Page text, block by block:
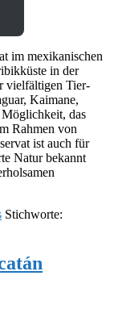
im mexikanischen
in der
vielfältigen Tier-
Kaimane,
das
Rahmen von
ist auch für
Natur bekannt
Stichworte: